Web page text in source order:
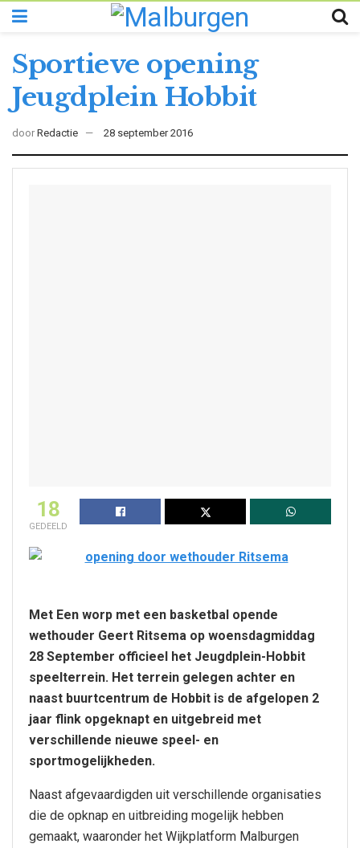
Sportieve opening
Jeugdplein Hobbit
door Redactie 28 september 2016
18
GEDEELD
Met Een worp met een basketbal opende
wethouder Geert Ritsema op woensdagmiddag
28 September officieel het Jeugdplein-Hobbit
speelterrein. Het terrein gelegen achter en
naast buurtcentrum de Hobbit is de afgelopen 2
jaar flink opgeknapt en uitgebreid met
verschillende nieuwe speel- en
sportmogelijkheden.
Naast afgevaardigden uit verschillende organisaties
die de opknap en uitbreiding mogelijk hebben
gemaakt, waaronder het Wijkplatform Malburgen